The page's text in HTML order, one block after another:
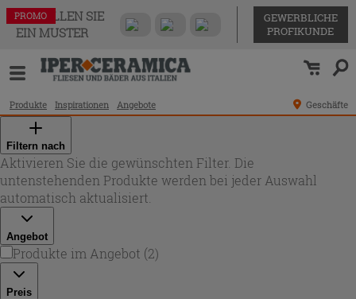
BESTELLEN SIE
EIN MUSTER
GEWERBLICHE
PROFIKUNDE
Produkte Inspirationen Angebote Geschäfte
Filtern nach
Aktivieren Sie die gewünschten Filter. Die
untenstehenden Produkte werden bei jeder Auswahl
automatisch aktualisiert.
Angebot
Produkte im Angebot (2)
Preis
PROMO
PROMO